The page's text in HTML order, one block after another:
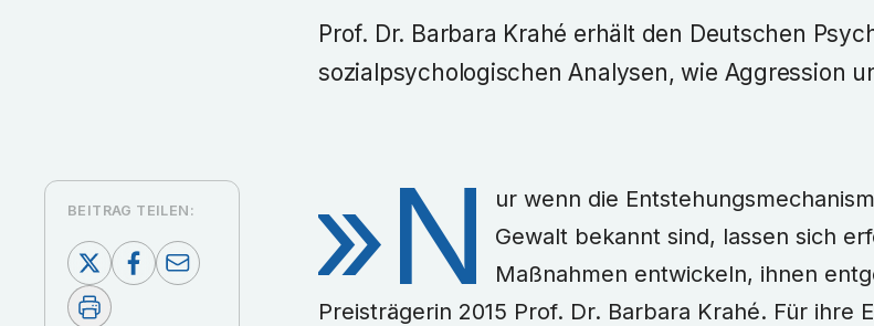
Prof. Dr. Barbara Krahé erhält den Deutschen
sozialpsychologischen Analysen, wie Aggression
»N
ur wenn die
Gewalt bekannt sind, lassen sich
Maßnahmen entwickeln, ihnen
Preisträgerin 2015 Prof. Dr. Barbara Krahé. Für ihre
BEITRAG TEILEN: